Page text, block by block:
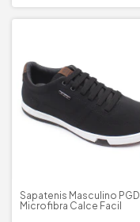
Sapatenis Masculino PGD
Microfibra Calce Facil